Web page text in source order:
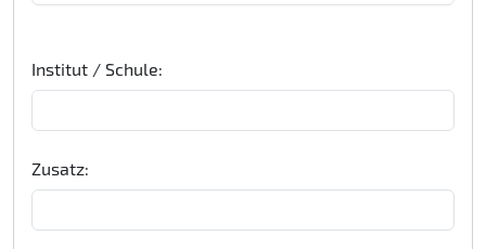
Institut / Schule:
Zusatz: